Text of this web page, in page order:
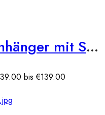
585er Gelbgold Anhänger mit Schlüssel und Lebensbaum
bis €139.00